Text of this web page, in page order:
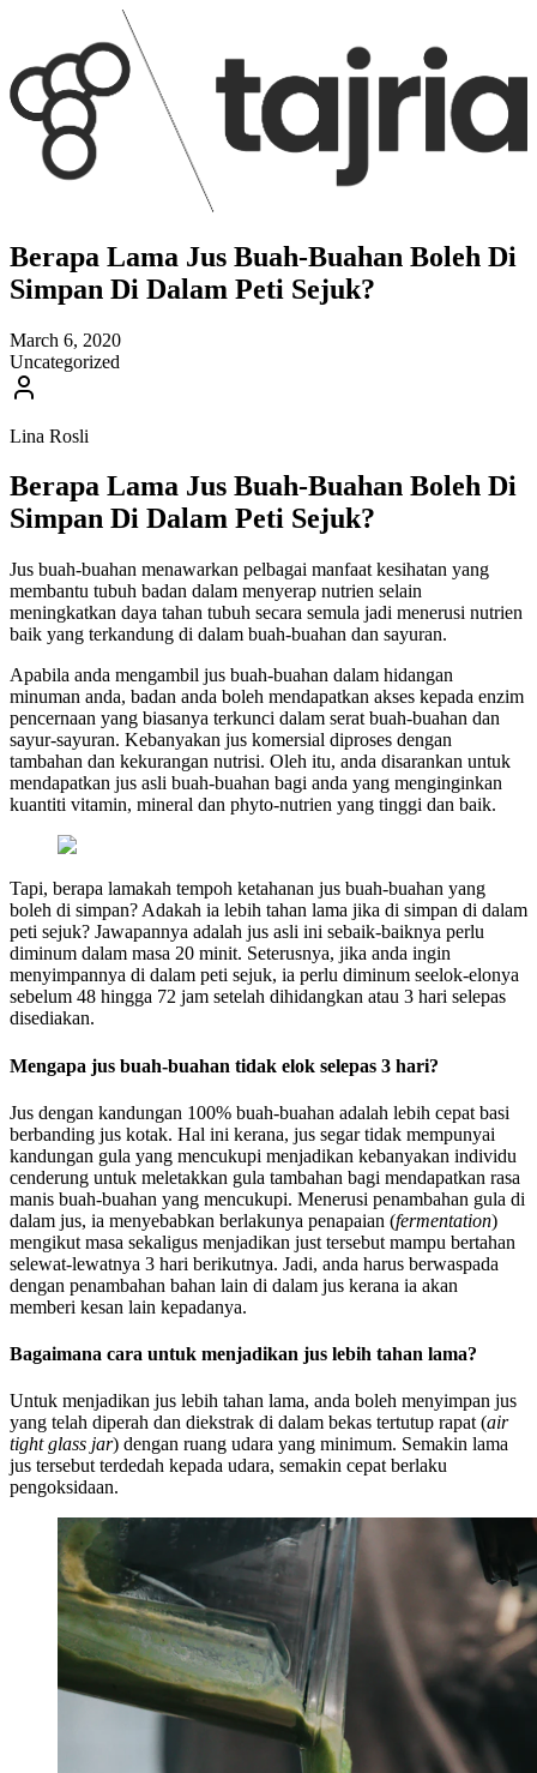
Berapa Lama Jus Buah-Buahan Boleh Di
Simpan Di Dalam Peti Sejuk?
March 6, 2020
Uncategorized
Lina Rosli
Berapa Lama Jus Buah-Buahan Boleh Di
Simpan Di Dalam Peti Sejuk?
Jus buah-buahan menawarkan pelbagai manfaat kesihatan yang
membantu tubuh badan dalam menyerap nutrien selain
meningkatkan daya tahan tubuh secara semula jadi menerusi nutrien
baik yang terkandung di dalam buah-buahan dan sayuran.
Apabila anda mengambil jus buah-buahan dalam hidangan
minuman anda, badan anda boleh mendapatkan akses kepada enzim
pencernaan yang biasanya terkunci dalam serat buah-buahan dan
sayur-sayuran. Kebanyakan jus komersial diproses dengan
tambahan dan kekurangan nutrisi. Oleh itu, anda disarankan untuk
mendapatkan jus asli buah-buahan bagi anda yang menginginkan
kuantiti vitamin, mineral dan phyto-nutrien yang tinggi dan baik.
Tapi, berapa lamakah tempoh ketahanan jus buah-buahan yang
boleh di simpan? Adakah ia lebih tahan lama jika di simpan di dalam
peti sejuk? Jawapannya adalah jus asli ini sebaik-baiknya perlu
diminum dalam masa 20 minit. Seterusnya, jika anda ingin
menyimpannya di dalam peti sejuk, ia perlu diminum seelok-elonya
sebelum 48 hingga 72 jam setelah dihidangkan atau 3 hari selepas
disediakan.
Mengapa jus buah-buahan tidak elok selepas 3 hari?
Jus dengan kandungan 100% buah-buahan adalah lebih cepat basi
berbanding jus kotak. Hal ini kerana, jus segar tidak mempunyai
kandungan gula yang mencukupi menjadikan kebanyakan individu
cenderung untuk meletakkan gula tambahan bagi mendapatkan rasa
manis buah-buahan yang mencukupi. Menerusi penambahan gula di
dalam jus, ia menyebabkan berlakunya penapaian (fermentation)
mengikut masa sekaligus menjadikan just tersebut mampu bertahan
selewat-lewatnya 3 hari berikutnya. Jadi, anda harus berwaspada
dengan penambahan bahan lain di dalam jus kerana ia akan
memberi kesan lain kepadanya.
Bagaimana cara untuk menjadikan jus lebih tahan lama?
Untuk menjadikan jus lebih tahan lama, anda boleh menyimpan jus
yang telah diperah dan diekstrak di dalam bekas tertutup rapat (air
tight glass jar) dengan ruang udara yang minimum. Semakin lama
jus tersebut terdedah kepada udara, semakin cepat berlaku
pengoksidaan.